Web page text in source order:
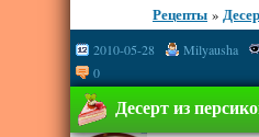
Рецепты »
2010-05-28 Milyausha
0
Десерт из